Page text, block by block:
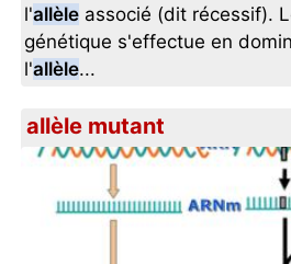
l'allèle associé (dit récessif).
génétique s'effectue en
l'allèle...
allèle mutant